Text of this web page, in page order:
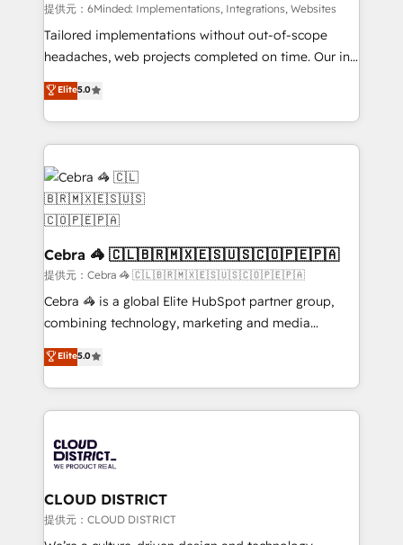
processes, and data to drive revenue efficiency. 🔹
Integrations: Connect HubSpot with your tech stack
for better adoption. 🔹 Custom Solutions: Build
SOC 2 Type II and ISO 27001 certified, reinforcing
our commitment to data security and compliance. At
提供元：6Minded: Implementations, Integrations, Websites
Tailored implementations without out-of-scope
headaches, web projects completed on time. Our in-
house team of certified CRM architects, experts,
developers, designers, and marketers handles all
aspects of your HubSpot. ✨ 400+ global clients ✨
100+ seamless migrations from 15+ different CRMs
✨ 100,000+ hours in HubSpot projects, 75+ full Hub
implementations, and 5,000+ pages ✨ CS: Clients
generating 7-digit MRR from inbound campaigns ✨
CS: 245% organic growth & +751% new visitors for a
full-funnel HubSpot project ✨ CS: 415% conversion
boost with a new HubSpot site Recognized leaders:
🏆 HubSpot Platform Migration Impact Award 🏆
Clutch HubSpot Global Leader 🏆 Finalist: HubSpot
Award for Best Website 🌟 Accreditations: CRM
Implementation, HubSpot Content Experience, CRM
Elite5.0
Cebra 🦓 🇨🇱🇧🇷🇲🇽🇪🇸🇺🇸🇨🇴🇵🇪🇵🇦
提供元：Cebra 🦓 🇨🇱🇧🇷🇲🇽🇪🇸🇺🇸🇨🇴🇵🇪🇵🇦
Cebra 🦓 is a global Elite HubSpot partner group,
combining technology, marketing and media
expertise across Latin America and Southern
Europe, with teams across 7 countries. Born in Chile,
we combine local insight with international reach to
help businesses grow through technology, creativity,
500+ HubSpot implementations, building end-to-
end solutions that integrate CRM, AI automation,
inbound and loop marketing, content, and digital
creativity. Our multicultural team works in Spanish,
Portuguese, and English to design scalable strategies
Elite5.0
CLOUD DISTRICT
提供元：CLOUD DISTRICT